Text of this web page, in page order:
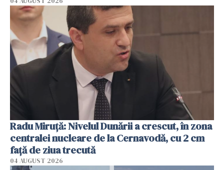
Radu Miruţă: Nivelul Dunării a crescut, în zona
centralei nucleare de la Cernavodă, cu 2 cm
faţă de ziua trecută
04 AUGUST 2026